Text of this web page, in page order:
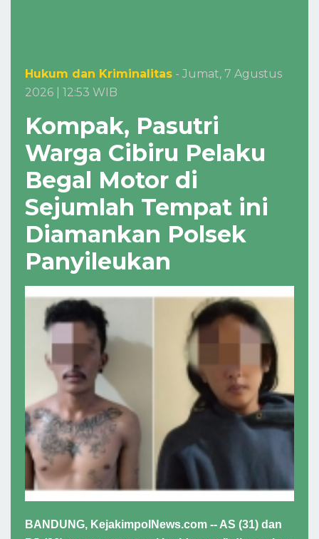
Hukum dan Kriminalitas - Jumat, 7 Agustus
2026 | 12:53 WIB
Kompak, Pasutri
Warga Cibiru Pelaku
Begal Motor di
Sejumlah Tempat ini
Diamankan Polsek
Panyileukan
BANDUNG, KejakimpolNews.com -- AS (31) dan